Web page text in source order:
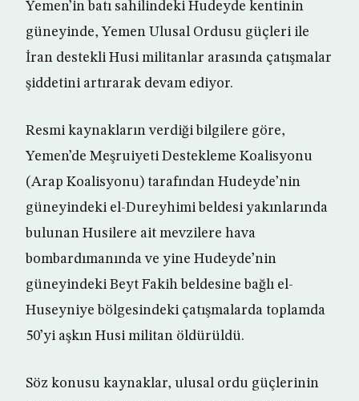
Yemen’in batı sahilindeki Hudeyde kentinin
güneyinde, Yemen Ulusal Ordusu güçleri ile
İran destekli Husi militanlar arasında çatışmalar
şiddetini artırarak devam ediyor.
Resmi kaynakların verdiği bilgilere göre,
Yemen’de Meşruiyeti Destekleme Koalisyonu
(Arap Koalisyonu) tarafından Hudeyde’nin
güneyindeki el-Dureyhimi beldesi yakınlarında
bulunan Husilere ait mevzilere hava
bombardımanında ve yine Hudeyde’nin
güneyindeki Beyt Fakih beldesine bağlı el-
Huseyniye bölgesindeki çatışmalarda toplamda
50’yi aşkın Husi militan öldürüldü.
Söz konusu kaynaklar, ulusal ordu güçlerinin